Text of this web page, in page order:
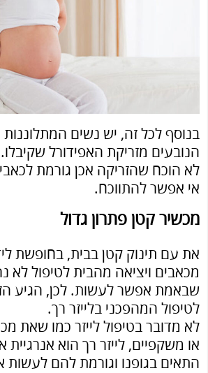
בנוסף לכל זה, יש נשים
הנובעים מזריקת האפידורל
לא הוכח שהזריקה אכן גורמת
אי אפשר להתווכח.
מכשיר קטן פתרון גדול
את עם תינוק קטן בבית, בחופשת
מכאבים ויציאה מהבית לטיפול לא
שבאמת אפשר לעשות. לכן, הגיע
לטיפול המהפכני בלייזר רך.
לא מדובר בטיפול לייזר כמו שאת
או משקפיים, לייזר רך הוא
התאים בגופנו וגורמת להם